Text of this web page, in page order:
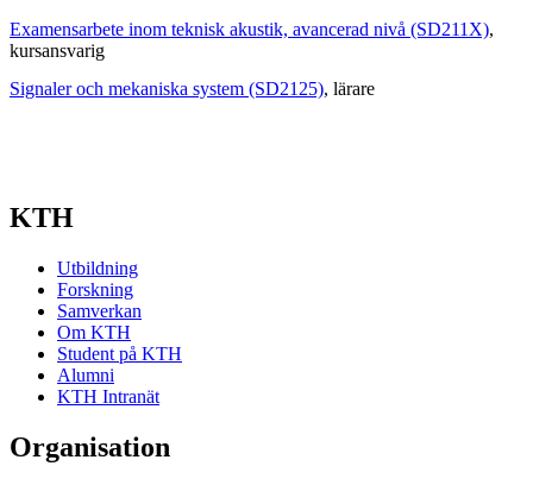
Examensarbete inom teknisk akustik, avancerad nivå (SD211X),
kursansvarig
Signaler och mekaniska system (SD2125), lärare
KTH
Utbildning
Forskning
Samverkan
Om KTH
Student på KTH
Alumni
KTH Intranät
Organisation